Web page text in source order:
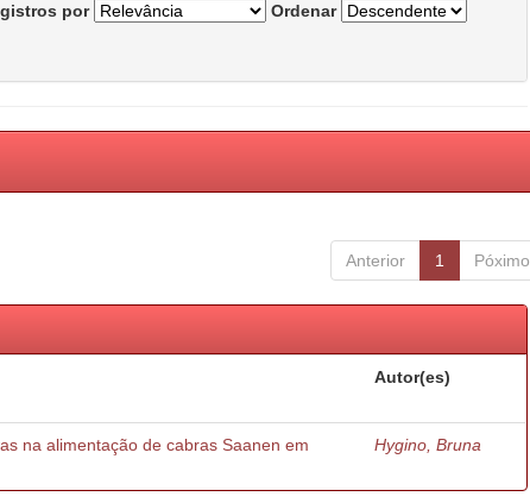
por
Ordenar
Anterior 1 Póximo
Autor(es)
na alimentação de cabras Saanen em
Hygino, Bruna